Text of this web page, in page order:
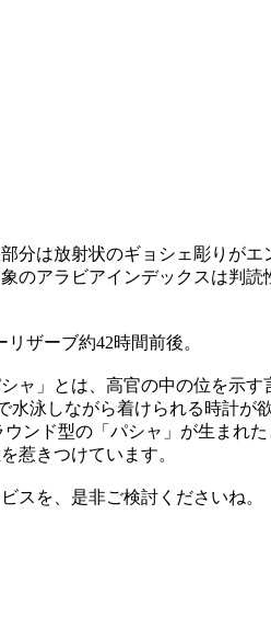
分は放射状のギョシェ彫りが
のアラビアインデックスは判読
ザーブ約42時間前後。
」とは、高官の中の位を示す
泳しながら着けられる時計が
ンド型の「パシャ」が生まれた
惹きつけています。
スを、是非ご検討くださいね。